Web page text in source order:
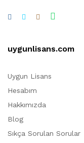
uygunlisans.com
Uygun Lisans
Hesabım
Hakkımızda
Blog
Sıkça Sorulan Sorular